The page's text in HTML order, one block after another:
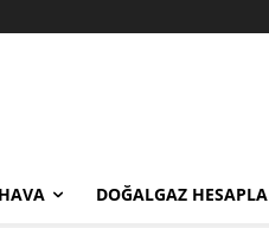
DOĞALGAZ HESAPLA